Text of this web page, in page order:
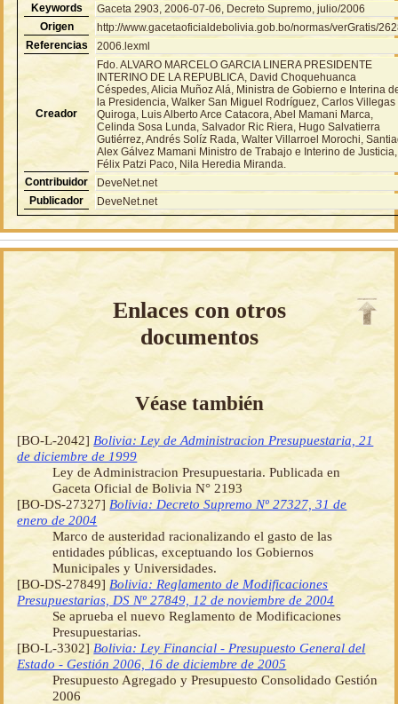
Keywords
Gaceta 2903, 2006-07-06, Decreto Supremo, julio/2006
Origen
http://www.gacetaoficialdebolivia.gob.bo/normas/verGratis/
Referencias
2006.lexml
Creador
Fdo. ALVARO MARCELO GARCIA LINERA PRESIDENTE
INTERINO DE LA REPUBLICA, David Choquehuanca
Céspedes, Alicia Muñoz Alá, Ministra de Gobierno e Interina
la Presidencia, Walker San Miguel Rodríguez, Carlos Villegas
Quiroga, Luis Alberto Arce Catacora, Abel Mamani Marca,
Celinda Sosa Lunda, Salvador Ric Riera, Hugo Salvatierra
Gutiérrez, Andrés Solíz Rada, Walter Villarroel Morochi,
Alex Gálvez Mamani Ministro de Trabajo e Interino de Justicia,
Félix Patzi Paco, Nila Heredia Miranda.
Contribuidor
DeveNet.net
Publicador
DeveNet.net
Enlaces con otros
documentos
Véase también
[BO-L-2042] Bolivia: Ley de Administracion Presupuestaria, 21
de diciembre de 1999
Ley de Administracion Presupuestaria. Publicada en
Gaceta Oficial de Bolivia N° 2193
[BO-DS-27327] Bolivia: Decreto Supremo Nº 27327, 31 de
enero de 2004
Marco de austeridad racionalizando el gasto de las
entidades públicas, exceptuando los Gobiernos
Municipales y Universidades.
[BO-DS-27849] Bolivia: Reglamento de Modificaciones
Presupuestarias, DS Nº 27849, 12 de noviembre de 2004
Se aprueba el nuevo Reglamento de Modificaciones
Presupuestarias.
[BO-L-3302] Bolivia: Ley Financial - Presupuesto General del
Estado - Gestión 2006, 16 de diciembre de 2005
Presupuesto Agregado y Presupuesto Consolidado Gestión
2006